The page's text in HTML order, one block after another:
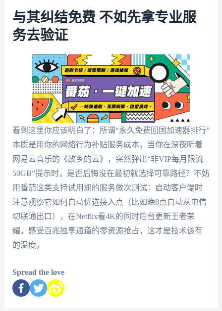
与其纠结免费 不如先拿专业服
务去验证
看到这里你应该明白了：所谓“永久免费回国加速器排行”
本质是用你的网络行为补贴服务成本。当你在深夜听着
网易云音乐的《故乡的云》，突然弹出“非VIP每月限流
50GB”提示时，是否后悔没在最初就选择可靠路径？不妨
用番茄这类支持试用期的服务做次测试：启动客户端时
注意观察它如何自动优选接入点（比如晚8点自动从电信
切联通出口），在Netflix看4K的同时后台更新王者荣
耀，感受百兆独享通道的零资源抢占，这才是技术该有
的温度。
Spread the love